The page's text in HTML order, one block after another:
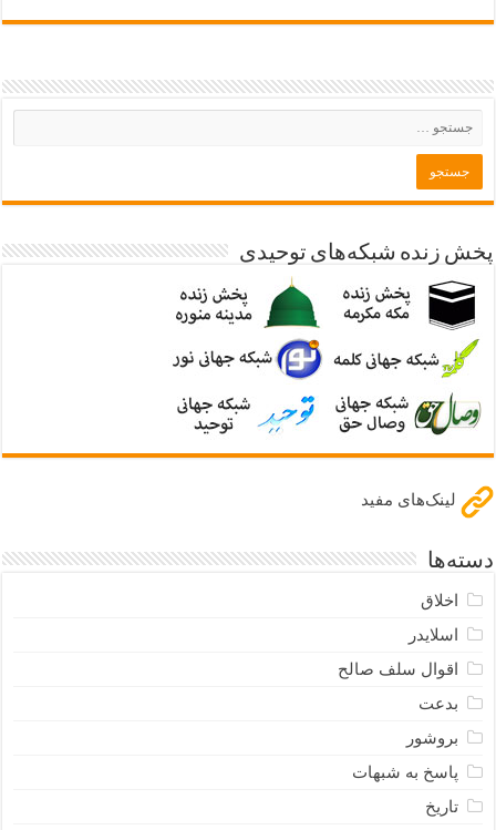
پخش زنده شبکه‌های توحیدی
لینک‌های مفید
دسته‌ها
اخلاق
اسلایدر
اقوال سلف صالح
بدعت
بروشور
پاسخ به شبهات
تاریخ